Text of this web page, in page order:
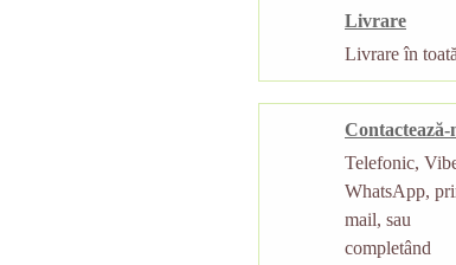
Livrare
Livrare în
Contactează-
Telefonic,
WhatsApp,
mail, sau
completând